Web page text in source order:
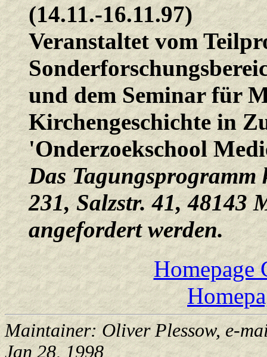
(14.11.-16.11.97)
Veranstaltet vom
und dem Seminar für
Kirchengeschichte in
'Onderzoekschool
Das
231, Salzstr. 41, 48143
angefordert werden.
Homepage
Maintainer: Oliver Plessow, e-
Jan 28, 1998